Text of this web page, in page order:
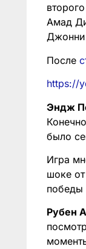
Амад
Джонни
После
https://
Эндж
было
Игра
шоке
победы
Рубен